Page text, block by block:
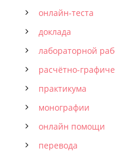
онлайн-теста
доклада
лабораторной
расчётно-
практикума
монографии
онлайн помощи
перевода